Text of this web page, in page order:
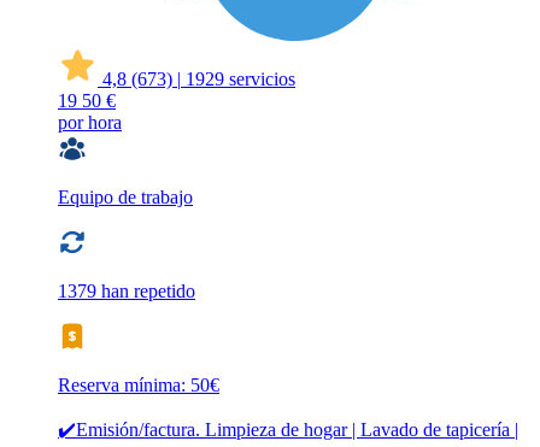
4,8 (673) | 1929 servicios
19 50 €
por hora
Equipo de trabajo
1379 han repetido
Reserva mínima: 50€
✔️Emisión/factura. Limpieza de hogar | Lavado de tapicería |